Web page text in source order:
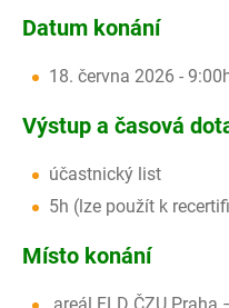
Datum konání
18. června 2026 -
Výstup a časová
účastnický list
5h (lze použít k
Místo konání